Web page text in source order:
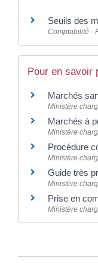
Seuils des
Comptabilité -
Pour en savoir
Marchés
Ministère
Marchés à
Ministère
Procédure
Ministère
Guide très
Ministère
Prise en
Ministère